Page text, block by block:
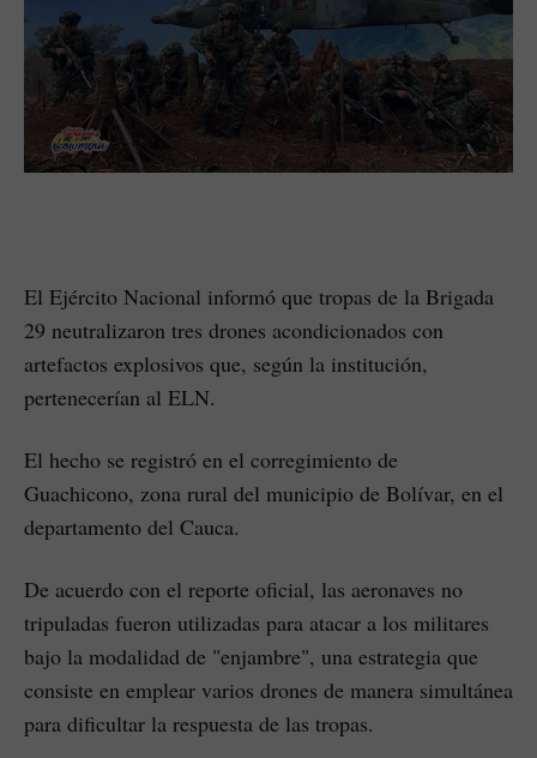
El Ejército Nacional informó que tropas de la Brigada
29 neutralizaron tres drones acondicionados con
artefactos explosivos que, según la institución,
pertenecerían al ELN.
El hecho se registró en el corregimiento de
Guachicono, zona rural del municipio de Bolívar, en el
departamento del Cauca.
De acuerdo con el reporte oficial, las aeronaves no
tripuladas fueron utilizadas para atacar a los militares
bajo la modalidad de "enjambre", una estrategia que
consiste en emplear varios drones de manera simultánea
para dificultar la respuesta de las tropas.